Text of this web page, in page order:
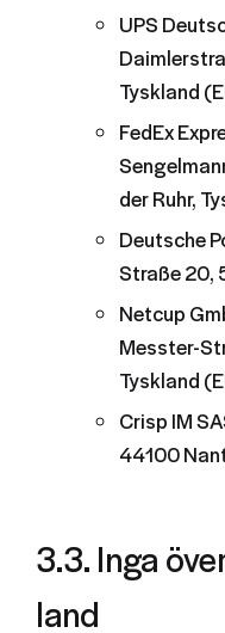
UPS
Tyskland
FedEx
der Ruhr,
Deutsche
Straße 20,
Netcup
Messter-
Tyskland
Crisp IM
44100
3.3. Inga
land